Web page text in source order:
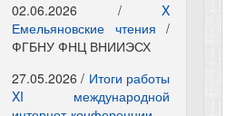
02.06.2026 / X
Емельяновские чтения /
ФГБНУ ФНЦ ВНИИЭСХ
27.05.2026 / Итоги работы
XI международной